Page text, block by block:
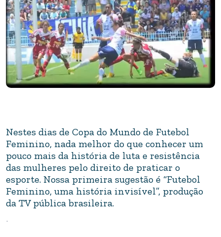
Nestes dias de Copa do Mundo de Futebol
Feminino, nada melhor do que conhecer um
pouco mais da história de luta e resistência
das mulheres pelo direito de praticar o
esporte. Nossa primeira sugestão é “Futebol
Feminino, uma história invisível”, produção
da TV pública brasileira.
.